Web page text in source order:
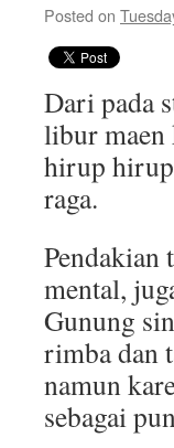
Posted on
Dari pada
libur maen
hirup hirup
raga.
Pendakian
mental,
Gunung
rimba dan
namun
sebagai